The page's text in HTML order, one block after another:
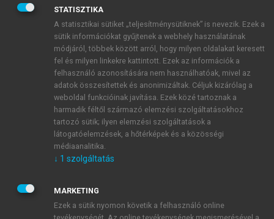
BELÉPÉS SAJÁT FIÓKKAL
ÚJ FIÓK LÉTREHOZÁSA
1 óra díjmentes hozzáférés
E-MAIL-CÍM
JELSZÓ
STATISZTIKA
A statisztikai sütiket „teljesítménysütiknek” is nevezik. Ezek a
sütik információkat gyűjtenek a webhely használatának
módjáról, többek között arról, hogy milyen oldalakat keresett
fel és milyen linkekre kattintott. Ezek az információk a
felhasználó azonosítására nem használhatóak, mivel az
adatok összesítettek és anonimizáltak. Céljuk kizárólag a
weboldal funkcióinak javítása. Ezek közé tartoznak a
harmadik féltől származó elemzési szolgáltatásokhoz
tartozó sütik; ilyen elemzési szolgáltatások a
látogatóelemzések, a hőtérképek és a közösségi
médiaanalitika.
↓ 1 szolgáltatás
MARKETING
Ezek a sütik nyomon követik a felhasználó online